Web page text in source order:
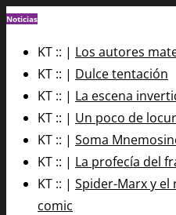
Noticias
KT :: | Los autores
KT :: | Dulce tentación
KT :: | La escena
KT :: | Un poco de
KT :: | Soma
KT :: | La profecía del
KT :: | Spider-Marx y
comic